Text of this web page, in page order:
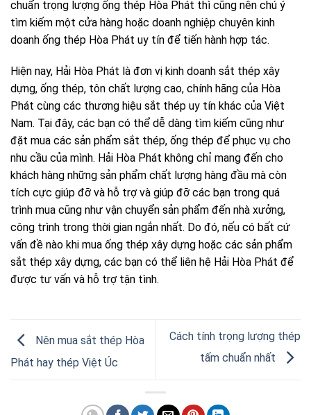
chuẩn trọng lượng ống thép Hòa Phát thì cũng nên chú ý
tìm kiếm một cửa hàng hoặc doanh nghiệp chuyên kinh
doanh ống thép Hòa Phát uy tín để tiến hành hợp tác.
Hiện nay, Hải Hòa Phát là đơn vị kinh doanh sắt thép xây
dựng, ống thép, tôn chất lượng cao, chính hãng của Hòa
Phát cùng các thương hiệu sắt thép uy tín khác của Việt
Nam. Tại đây, các bạn có thể dễ dàng tìm kiếm cũng như
đặt mua các sản phẩm sắt thép, ống thép để phục vụ cho
nhu cầu của mình. Hải Hòa Phát không chỉ mang đến cho
khách hàng những sản phẩm chất lượng hàng đầu mà còn
tích cực giúp đỡ và hỗ trợ và giúp đỡ các bạn trong quá
trình mua cũng như vận chuyển sản phẩm đến nhà xưởng,
công trình trong thời gian ngắn nhất. Do đó, nếu có bất cứ
vấn đề nào khi mua ống thép xây dựng hoặc các sản phẩm
sắt thép xây dựng, các bạn có thể liên hệ Hải Hòa Phát để
được tư vấn và hỗ trợ tận tình.
Nên mua sắt thép Hòa
Phát hay thép Việt Úc
Cách tính trọng lượng thép
tấm chuẩn nhất